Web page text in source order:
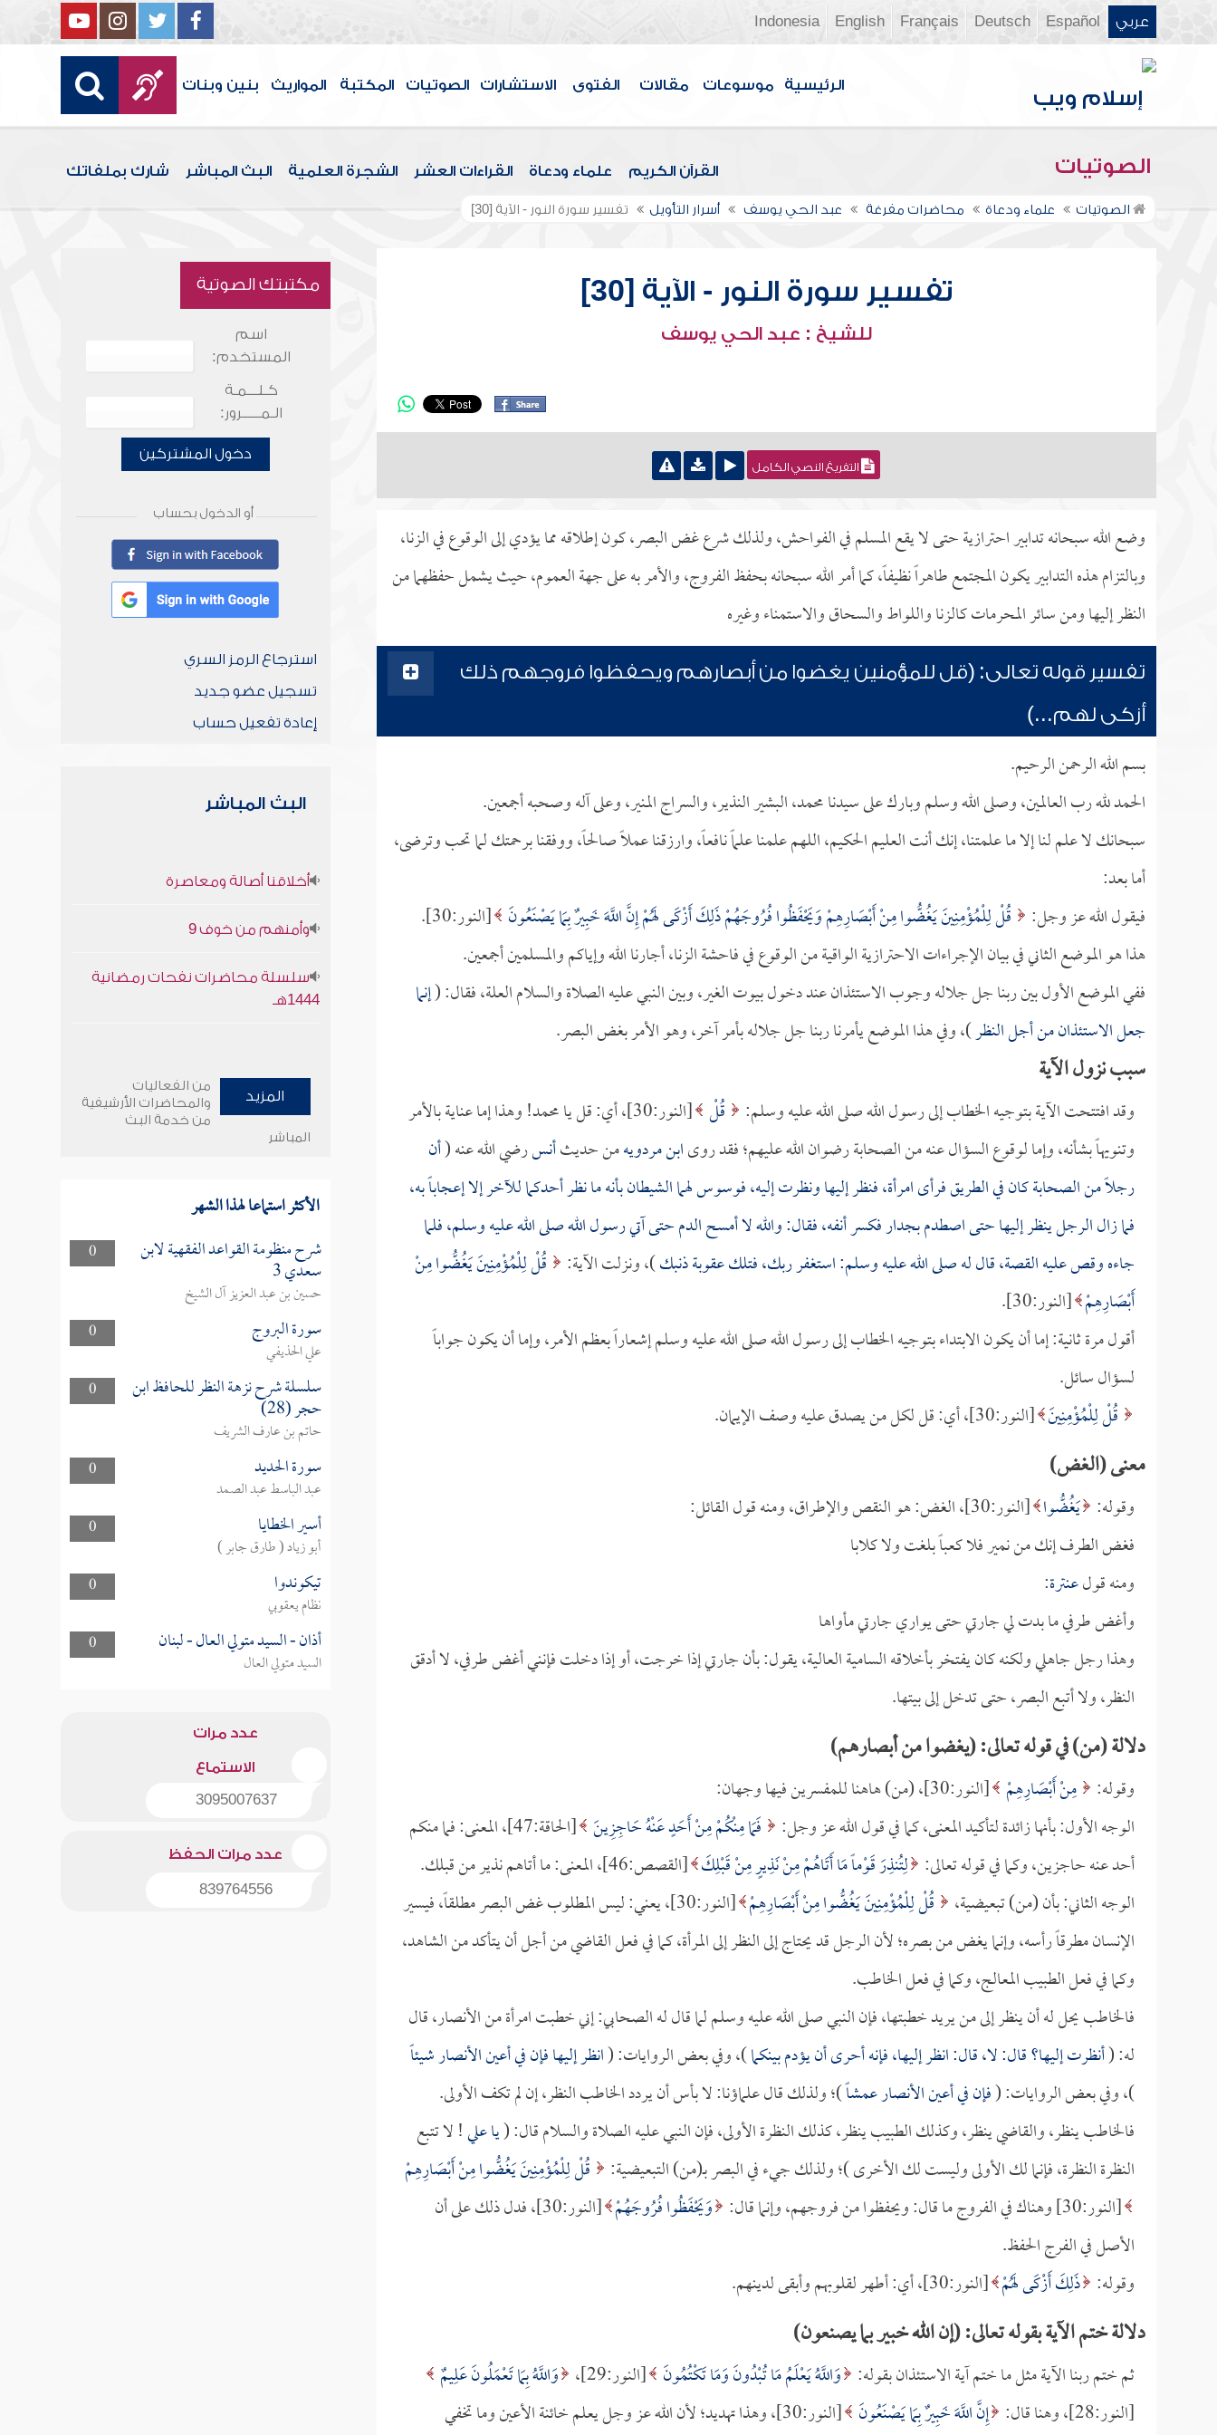
عربي Español
Deutsch
Français
English
Indonesia
الرئيسية موسوعات مقالات الفتوى الاستشارات الصوتيات المكتبة المواريث بنين وبنات
الصوتيات القرآن الكريم علماء ودعاة القراءات العشر الشجرة العلمية البث المباشر شارك بملفاتك
الصوتيات علماء ودعاة محاضرات مفرغة عبد الحي يوسف أسرار التأويل تفسير سورة النور - الآية [30]
تفسير سورة النور - الآية [30]
للشيخ : عبد الحي يوسف
التفريغ النصي الكامل
وضع الله سبحانه تدابير احترازية حتى لا يقع المسلم في الفواحش، ولذلك شرع غض البصر، كون إطلاقه مما يؤدي إلى الوقوع في الزنا،
وبالتزام هذه التدابير يكون المجتمع طاهراً نظيفاً، كما أمر الله سبحانه بحفظ الفروج، والأمر به على جهة العموم، حيث يشمل حفظهما من
النظر إليها ومن سائر المحرمات كالزنا واللواط والسحاق والاستمناء وغيره
تفسير قوله تعالى: (قل للمؤمنين يغضوا من أبصارهم ويحفظوا فروجهم ذلك
أزكى لهم...)
بسم الله الرحمن الرحيم.
الحمد لله رب العالمين، وصلى الله وسلم وبارك على سيدنا محمد، البشير النذير، والسراج المنير، وعلى آله وصحبه أجمعين.
سبحانك لا علم لنا إلا ما علمتنا، إنك أنت العليم الحكيم، اللهم علمنا علماً نافعاً، وارزقنا عملاً صالحاً، ووفقنا برحمتك لما تحب وترضى،
أما بعد:
فيقول الله عز وجل:
قُلْ لِلْمُؤْمِنِينَ يَغُضُّوا مِنْ أَبْصَارِهِمْ وَيَحْفَظُوا فُرُوجَهُمْ ذَلِكَ أَزْكَى لَهُمْ إِنَّ اللَّهَ خَبِيرٌ بِمَا يَصْنَعُونَ [النور:30].
هذا هو الموضع الثاني في بيان الإجراءات الاحترازية الواقية من الوقوع في فاحشة الزنا، أجارنا الله وإياكم والمسلمين أجمعين.
ففي الموضع الأول بين ربنا جل جلاله وجوب الاستئذان عند دخول بيوت الغير، وبين النبي عليه الصلاة والسلام العلة، فقال: (إنما
جعل الاستئذان من أجل النظر)، وفي هذا الموضع يأمرنا ربنا جل جلاله بأمر آخر، وهو الأمر بغض البصر.
سبب نزول الآية
وقد افتتحت الآية بتوجيه الخطاب إلى رسول الله صلى الله عليه وسلم: قُلْ
[النور:30]، أي: قل يا محمد! وهذا إما عناية بالأمر
وتنويهاً بشأنه، وإما لوقوع السؤال عنه من الصحابة رضوان الله عليهم؛ فقد روىابن مردويهمن حديثأنسرضي الله عنه (أن
رجلاً من الصحابة كان في الطريق فرأى امرأة، فنظر إليها ونظرت إليه، فوسوس لهما الشيطان بأنه ما نظر أحدكما للآخر إلا إعجاباً به،
فما زال الرجل ينظر إليها حتى اصطدم بجدار فكسر أنفه، فقال: والله لا أمسح الدم حتى آتي رسول الله صلى الله عليه وسلم، فلما
جاءه وقص عليه القصة، قال له صلى الله عليه وسلم: استغفر ربك، فتلك عقوبة ذنبك)، ونزلت الآية:
قُلْ لِلْمُؤْمِنِينَ يَغُضُّوا مِنْ
أَبْصَارِهِمْ [النور:30].
أقول مرة ثانية: إما أن يكون الابتداء بتوجيه الخطاب إلى رسول الله صلى الله عليه وسلم إشعاراً بعظم الأمر، وإما أن يكون جواباً
لسؤال سائل.
قُلْ لِلْمُؤْمِنِينَ [النور:30]، أي: قل لكل من يصدق عليه وصف الإيمان.
معنى (الغض)
وقوله: يَغُضُّوا [النور:30]، الغض: هو النقص والإطراق، ومنه قول القائل:
فغض الطرف إنك من نمير فلا كعباً بلغت ولا كلابا
ومنه قولعنترة:
وأغض طرفي ما بدت لي جارتي حتى يواري جارتي مأواها
وهذا رجل جاهلي ولكنه كان يفتخر بأخلاقه السامية العالية، يقول: بأن جارتي إذا خرجت، أو إذا دخلت فإنني أغض طرفي، لا أدقق
النظر، ولا أتبع البصر، حتى تدخل إلى بيتها.
دلالة (من) في قوله تعالى: (يغضوا من أبصارهم)
وقوله: مِنْ أَبْصَارِهِمْ [النور:30]، (من) هاهنا للمفسرين فيها وجهان:
الوجه الأول: بأنها زائدة لتأكيد المعنى، كما في قول الله عز وجل:
فَمَا مِنْكُمْ مِنْ أَحَدٍ عَنْهُ حَاجِزِينَ
[الحاقة:47]، المعنى: فما منكم
أحد عنه حاجزين، وكما في قوله تعالى: لِتُنذِرَ قَوْماً مَا أَتَاهُمْ مِنْ نَذِيرٍ مِنْ قَبْلِكَ [القصص:46]، المعنى: ما أتاهم نذير من قبلك.
الوجه الثاني: بأن (من) تبعيضية،
قُلْ لِلْمُؤْمِنِينَ يَغُضُّوا مِنْ أَبْصَارِهِمْ
[النور:30]، يعني: ليس المطلوب غض البصر مطلقاً، فيسير
الإنسان مطرقاً رأسه، وإنما يغض من بصره؛ لأن الرجل قد يحتاج إلى النظر إلى المرأة، كما في فعل القاضي من أجل أن يتأكد من الشاهد،
وكما في فعل الطبيب المعالج، وكما في فعل الخاطب.
فالخاطب يحل له أن ينظر إلى من يريد خطبتها، فإن النبي صلى الله عليه وسلم لما قال له الصحابي: إني خطبت امرأة من الأنصار، قال
له: (أنظرت إليها؟ قال: لا، قال: انظر إليها، فإنه أحرى أن يؤدم بينكما)، وفي بعض الروايات: (انظر إليها فإن في أعين الأنصار شيئاً
)، وفي بعض الروايات: (فإن في أعين الأنصار عمشاً)؛ ولذلك قال علماؤنا: لا بأس أن يردد الخاطب النظر، إن لم تكف الأولى.
فالخاطب ينظر، والقاضي ينظر، وكذلك الطبيب ينظر، كذلك النظرة الأولى، فإن النبي عليه الصلاة والسلام قال: (ياعلي! لا تتبع
النظرة النظرة، فإنما لك الأولى وليست لك الأخرى )؛ ولذلك جيء في البصر بـ(من) التبعيضية:
قُلْ لِلْمُؤْمِنِينَ يَغُضُّوا مِنْ أَبْصَارِهِمْ
[النور:30] وهناك في الفروج ما قال: ويحفظوا من فروجهم، وإنما قال:
وَيَحْفَظُوا فُرُوجَهُمْ
[النور:30]، فدل ذلك على أن
الأصل في الفرج الحفظ.
وقوله: ذَلِكَ أَزْكَى لَهُمْ [النور:30]، أي: أطهر لقلوبهم وأبقى لدينهم.
دلالة ختم الآية بقوله تعالى: (إن الله خبير بما يصنعون)
ثم ختم ربنا الآية مثل ما ختم آية الاستئذان بقوله: وَاللَّهُ يَعْلَمُ مَا تُبْدُونَ وَمَا تَكْتُمُونَ [النور:29]،
وَاللَّهُ بِمَا تَعْمَلُونَ عَلِيمٌ
[النور:28]، وهنا قال:
إِنَّ اللَّهَ خَبِيرٌ بِمَا يَصْنَعُونَ [النور:30]، وهذا تهديد؛ لأن الله عز وجل يعلم خائنة الأعين وما تخفي
مكتبتك الصوتية
اسم
المستخدم:
كـلـــمـة
الـمـــــرور:
دخول المشتركين
أو الدخول بحساب
استرجاع الرمز السري
تسجيل عضو جديد
إعادة تفعيل حساب
البث المباشر
أخلاقنا أصالة ومعاصرة
وأمنهم من خوف 9
سلسلة محاضرات نفحات رمضانية
1444هـ
المزيد
من الفعاليات
والمحاضرات الأرشيفية
من خدمة البث
المباشر
الأكثر استماعا لهذا الشهر
0 شرح منظومة القواعد الفقهية لابن
سعدي 3
حسين بن عبد العزيز آل الشيخ
0
سورة البروج
علي الحذيفي
0
سلسلة شرح نزهة النظر للحافظ ابن
حجر (28)
حاتم بن عارف الشريف
0
سورة الحديد
عبد الباسط عبد الصمد
0
أسير الخطايا
أبو زياد ( طارق جابر )
0
تيكوندوا
نظام يعقوبي
0
أذان - السيد متولي العال - لبنان
السيد متولي العال
عدد مرات
الاستماع
3095007637
عدد مرات الحفظ
839764556